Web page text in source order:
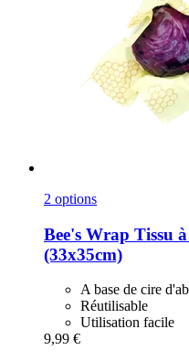
2 options
Bee's Wrap Tissu
(33x35cm)
A base de cire
Réutilisable
Utilisation facile
9,99 €